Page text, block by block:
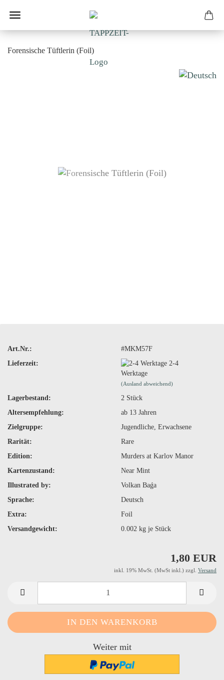
Forensische Tüftlerin (Foil)
Art.Nr.:
#MKM57F
Lieferzeit:
2-4
Werktage
(Ausland abweichend)
Lagerbestand: 2 Stück
Altersempfehlung:
ab 13 Jahren
Zielgruppe:
Jugendliche, Erwachsene
Rarität:
Rare
Edition:
Murders at Karlov Manor
Kartenzustand:
Near Mint
Illustrated by:
Volkan Baǵa
Sprache:
Deutsch
Extra:
Foil
Versandgewicht:
0.002kg je Stück
1,80 EUR
inkl. 19% MwSt. (MwSt inkl.) zzgl. Versand
Weiter mit